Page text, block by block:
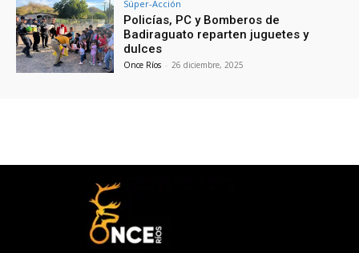
Súper-Acción
Policías, PC y Bomberos de
Badiraguato reparten juguetes y
dulces
Once Ríos - 26 diciembre, 2025